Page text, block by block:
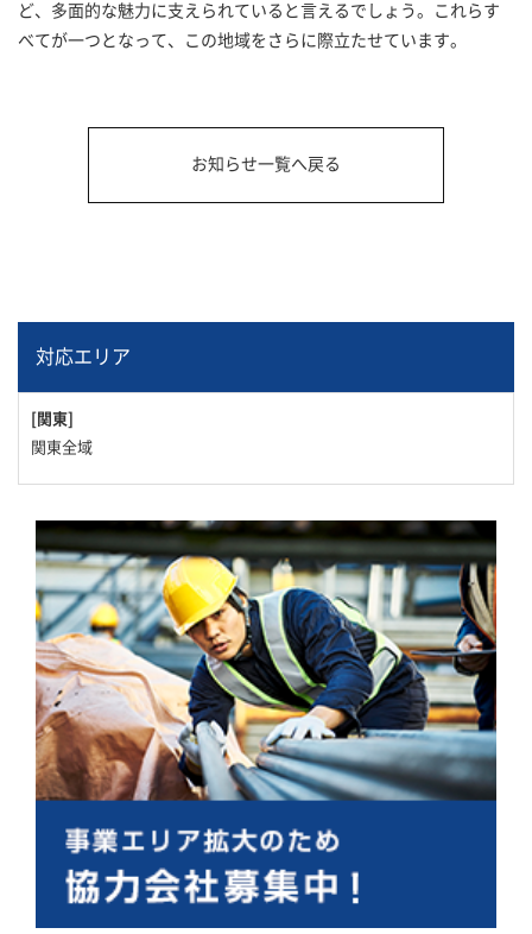
ど、多面的な魅力に支えられていると言えるでしょう。これらす
べてが一つとなって、この地域をさらに際立たせています。
お知らせ一覧へ戻る
対応エリア
[関東]
関東全域